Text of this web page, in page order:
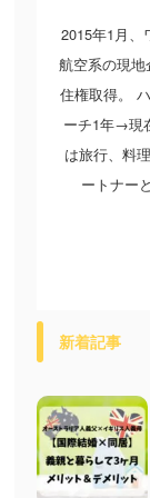
2015年1月、
航空系の現
住権取得。
ーチ1年→現
は旅行、料
ートナー
新着記事